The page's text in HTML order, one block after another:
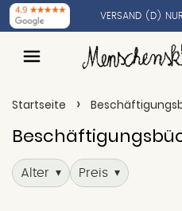
VERSAND (D)
Startseite ›
Alter ▾ Preis ▾